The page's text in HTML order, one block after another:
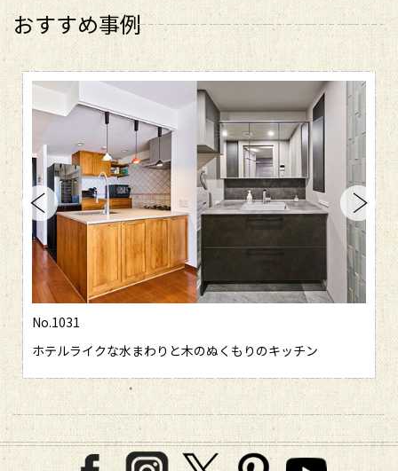
おすすめ事例
No.1031
ホテルライクな水まわりと木のぬくもりのキッチン